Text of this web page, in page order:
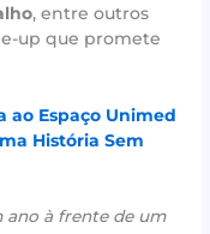
, entre outros
up que promete
ao Espaço Unimed
História Sem
ano à frente de um